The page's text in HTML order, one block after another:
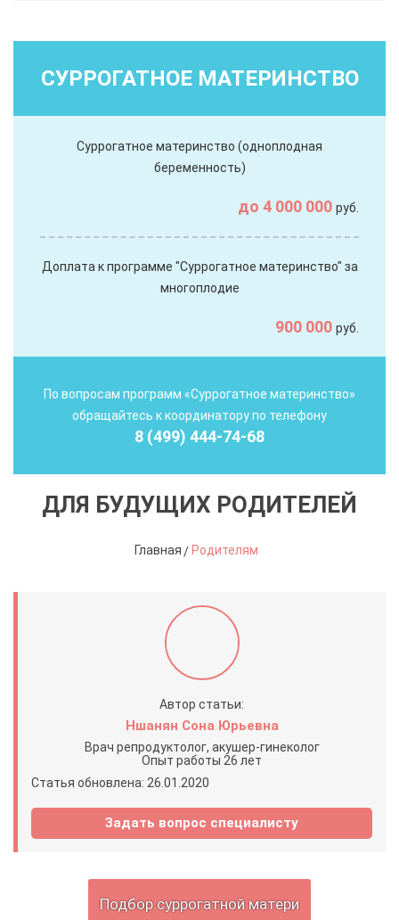
СУРРОГАТНОЕ МАТЕРИНСТВО
Суррогатное материнство (одноплодная
беременность)
до 4 000 000 руб.
Доплата к программе "Суррогатное материнство" за
многоплодие
900 000 руб.
По вопросам программ «Суррогатное материнство»
обращайтесь к координатору по телефону
8 (499) 444-74-68
ДЛЯ БУДУЩИХ РОДИТЕЛЕЙ
Главная Родителям
Автор статьи:
Ншанян Сона Юрьевна
Врач репродуктолог, акушер-гинеколог
Опыт работы 26 лет
Статья обновлена: 26.01.2020
Задать вопрос специалисту
Подбор суррогатной матери